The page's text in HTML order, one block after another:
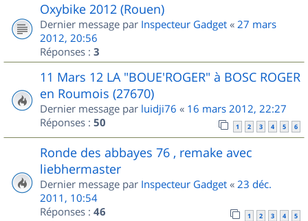
Oxybike 2012 (Rouen)
Dernier message par Inspecteur Gadget « 27 mars
2012, 20:56
Réponses : 3
11 Mars 12 LA "BOUE'ROGER" à BOSC ROGER
en Roumois (27670)
Dernier message par luidji76 « 16 mars 2012, 22:27
Réponses : 50 1 2 3 4 5 6
Ronde des abbayes 76 , remake avec
liebhermaster
Dernier message par Inspecteur Gadget « 23 déc.
2011, 10:54
Réponses : 46 1 2 3 4 5